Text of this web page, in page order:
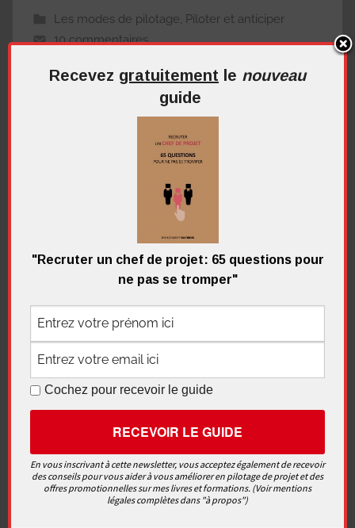
Les modes de pilotage, Piloter et anticiper
10 commentaires
Me contacter
Recevezgratuitement
nouveauguide
Recevez gratuitement le nouveau
guide
"Recruter un chef de projet: 65 questions pour
ne pas se tromper"
Cochez pour recevoir le guide
En vous inscrivant à cette newsletter, vous acceptez également de recevoir
des conseils pour vous aider à vous améliorer en pilotage de projet et des
offres promotionnelles sur mes livres et formations. (Voir mentions
légales complètes dans "à propos")